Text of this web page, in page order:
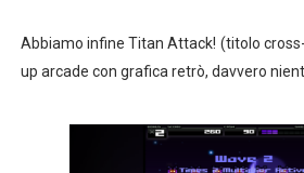
Abbiamo infine Titan Attack! (titolo
up arcade con grafica retrò, davvero